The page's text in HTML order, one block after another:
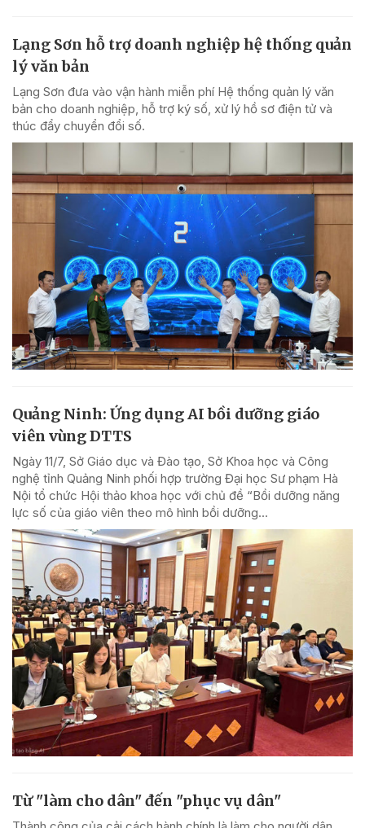
Lạng Sơn hỗ trợ doanh nghiệp hệ thống quản
lý văn bản
Lạng Sơn đưa vào vận hành miễn phí Hệ thống quản lý văn
bản cho doanh nghiệp, hỗ trợ ký số, xử lý hồ sơ điện tử và
thúc đẩy chuyển đổi số.
Quảng Ninh: Ứng dụng AI bồi dưỡng giáo
viên vùng DTTS
Ngày 11/7, Sở Giáo dục và Đào tạo, Sở Khoa học và Công
nghệ tỉnh Quảng Ninh phối hợp trường Đại học Sư phạm Hà
Nội tổ chức Hội thảo khoa học với chủ đề “Bồi dưỡng năng
lực số của giáo viên theo mô hình bồi dưỡng...
Từ "làm cho dân" đến "phục vụ dân"